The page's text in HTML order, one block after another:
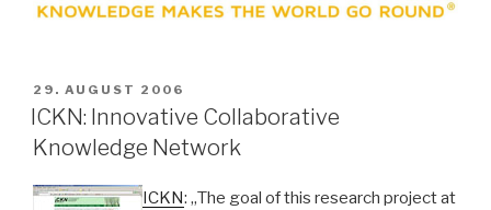
VERÖFFENTLICHT
AM
29. AUGUST 2006
ICKN: Innovative Collaborative
Knowledge Network
ICKN: „The goal of this research project at